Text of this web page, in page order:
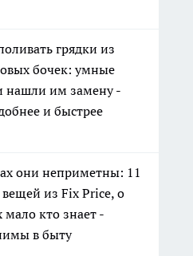
грядки из
бочек: умные
нашли им замену -
и быстрее
они неприметны: 11
из Fix Price, о
мало кто знает -
в быту